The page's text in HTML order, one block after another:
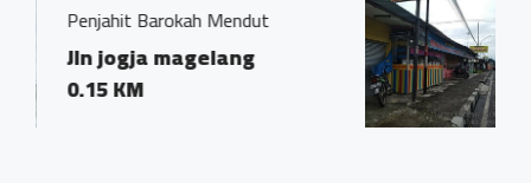
Rumah Makan Minang
Mendut, Mungkid
0.14 KM